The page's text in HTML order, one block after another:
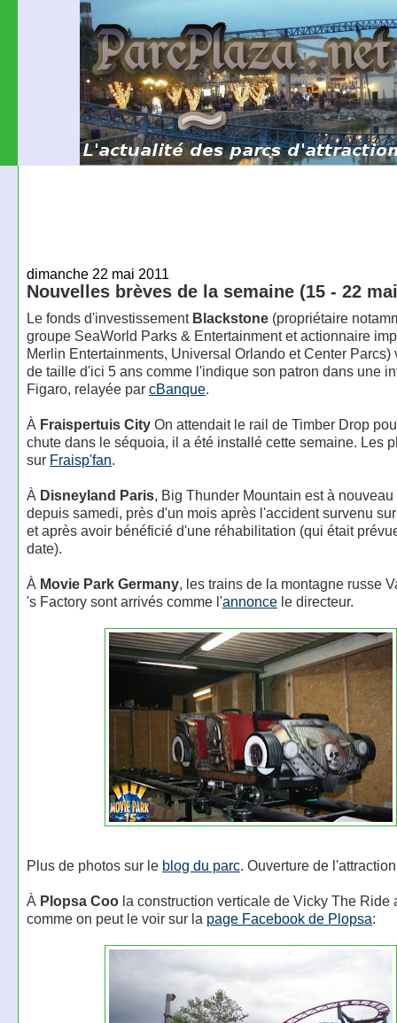
dimanche 22 mai 2011
Nouvelles brèves de la semaine (15 - 22
Le fonds d'investissement Blackstone(propriétaire
groupe SeaWorld Parks & Entertainment et actionnaire
Merlin Entertainments, Universal Orlando et Center Parcs)
de taille d'ici 5 ans comme l'indique son patron dans une
Figaro, relayée par cBanque.
À Fraispertuis CityOn attendait le rail de Timber Drop
chute dans le séquoia, il a été installé cette semaine. Les
sur Fraisp'fan.
À Disneyland Paris, Big Thunder Mountain est à nouveau
depuis samedi, près d'un mois après l'accident survenu
et après avoir bénéficié d'une réhabilitation (qui était
date).
À Movie Park Germany, les trains de la montagne russe
's Factory sont arrivés comme l'annoncele directeur.
Plus de photos sur le blog du parc. Ouverture de
À Plopsa Coola construction verticale de Vicky The Ride
comme on peut le voir sur la page Facebook de Plopsa: